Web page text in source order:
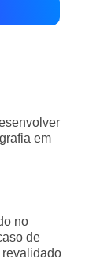
em
no
de
revalidado